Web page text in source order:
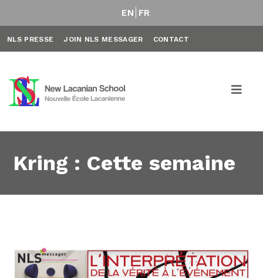
EN FR
NLS PRESSE JOIN NLS MESSAGER CONTACT
Kring : Cette semaine